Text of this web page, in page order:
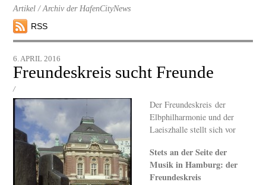
Artikel / Archiv der HafenCityNews
RSS
6. APRIL 2016
Freundeskreis sucht Freunde
/
Der Freundeskreis der
Elbphilharmonie und der
Laeiszhalle stellt sich vor
Stets an der Seite der
Musik in Hamburg: der
Freundeskreis